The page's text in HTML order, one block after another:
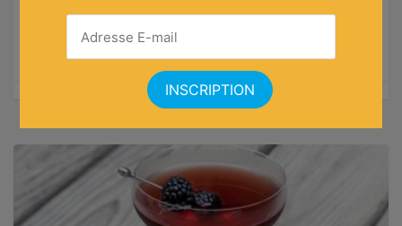
Pour les fêtes, préparez un délicieux apéro : des toasts
au boudin noir et pomme à la cannelle !